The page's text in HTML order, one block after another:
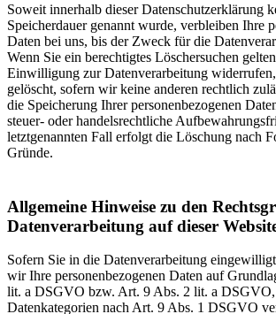
Soweit innerhalb dieser Datenschutzerklärung
Speicherdauer genannt wurde, verbleiben Ihre
Daten bei uns, bis der Zweck für die
Wenn Sie ein berechtigtes Löschersuchen
Einwilligung zur Datenverarbeitung
gelöscht, sofern wir keine anderen rechtlich
die Speicherung Ihrer personenbezogenen
steuer- oder handelsrechtliche
letztgenannten Fall erfolgt die Löschung nach
Gründe.
Allgemeine Hinweise zu den
Datenverarbeitung auf dieser
Sofern Sie in die Datenverarbeitung
wir Ihre personenbezogenen Daten auf
lit. a DSGVO bzw. Art. 9 Abs. 2 lit. a DSGVO,
Datenkategorien nach Art. 9 Abs. 1 DSGVO